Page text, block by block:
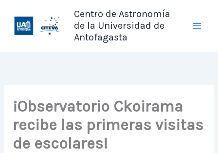
contenido
Centro de Astronomía
de la Universidad de
Antofagasta
¡Observatorio Ckoirama
recibe las primeras visitas
de escolares!